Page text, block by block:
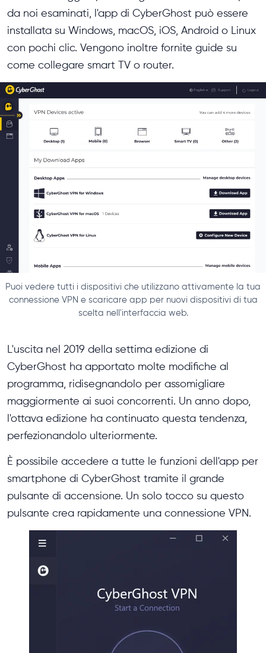
da noi esaminati, l'app di CyberGhost può essere
installata su Windows, macOS, iOS, Android o Linux
con pochi clic. Vengono inoltre fornite guide su
come collegare smart TV o router.
Puoi vedere tutti i dispositivi che utilizzano attivamente la tua
connessione VPN e scaricare app per nuovi dispositivi di tua
scelta nell'interfaccia web.
L'uscita nel 2019 della settima edizione di
CyberGhost ha apportato molte modifiche al
programma, ridisegnandolo per assomigliare
maggiormente ai suoi concorrenti. Un anno dopo,
l'ottava edizione ha continuato questa tendenza,
perfezionandolo ulteriormente.
È possibile accedere a tutte le funzioni dell'app per
smartphone di CyberGhost tramite il grande
pulsante di accensione. Un solo tocco su questo
pulsante crea rapidamente una connessione VPN.